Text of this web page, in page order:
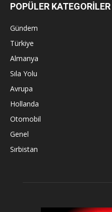
POPÜLER KATEGORİLER
Gündem
Türkiye
Almanya
Sıla Yolu
Avrupa
Hollanda
Otomobil
Genel
Sırbistan